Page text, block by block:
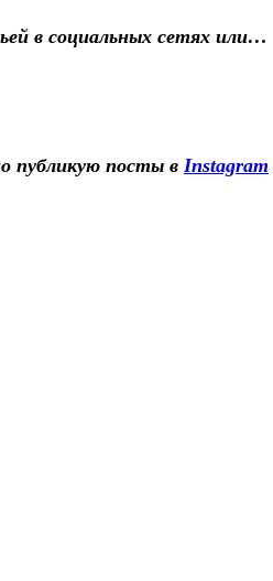
в социальных сетях или…
публикую посты в Instagram